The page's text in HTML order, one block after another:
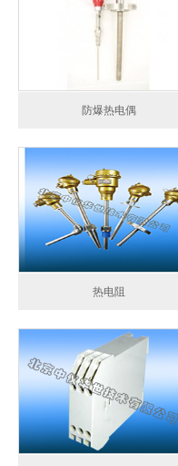
防爆热电偶
热电阻